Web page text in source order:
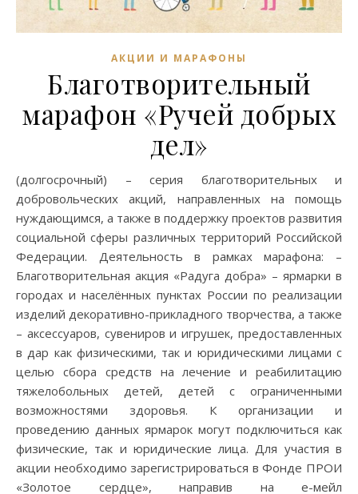
АКЦИИ И МАРАФОНЫ
Благотворительный
марафон «Ручей добрых
дел»
(долгосрочный) – серия благотворительных и
добровольческих акций, направленных на помощь
нуждающимся, а также в поддержку проектов развития
социальной сферы различных территорий Российской
Федерации. Деятельность в рамках марафона: –
Благотворительная акция «Радуга добра» – ярмарки в
городах и населённых пунктах России по реализации
изделий декоративно-прикладного творчества, а также
– аксессуаров, сувениров и игрушек, предоставленных
в дар как физическими, так и юридическими лицами с
целью сбора средств на лечение и реабилитацию
тяжелобольных детей, детей с ограниченными
возможностями здоровья. К организации и
проведению данных ярмарок могут подключиться как
физические, так и юридические лица. Для участия в
акции необходимо зарегистрироваться в Фонде ПРОИ
«Золотое сердце», направив на е-мейл